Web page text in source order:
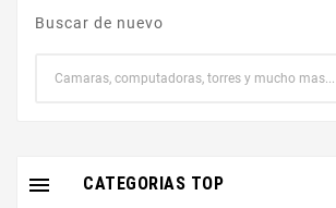
Buscar de nuevo
CATEGORIAS TOP
